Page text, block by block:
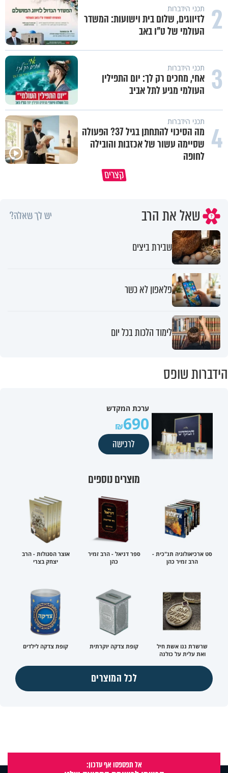
2 תכני הידברות
לזיווגים, שלום בית וישועות: המשדר
העולמי של ט"ו באב
3 תכני הידברות
אחי, מחכים רק לך: יום התפילין
העולמי מגיע לתל אביב
4 תכני הידברות
מה הסיכוי להתחתן בגיל 37? הפעולה
שסיימה עשור של אכזבות והובילה
לחופה
קצרים
שאל את הרב יש לך שאלה?
שבירת ביצים
פלאפון לא כשר
לימוד הלכות בכל יום
הידברות שופס
ערכת המקדש
690
לרכישה
מוצרים נוספים
סט ארכיאולוגיה תנ"כית -
הרב זמיר כהן
ספר דניאל - הרב זמיר
כהן
אוצר הסגולות - הרב
יצחק בצרי
שרשרת ננו אשת חיל
ואת עלית על כולנה
קופת צדקה יוקרתית קופת צדקה לילדים
לכל המוצרים
אל תפספסו אף עדכון: